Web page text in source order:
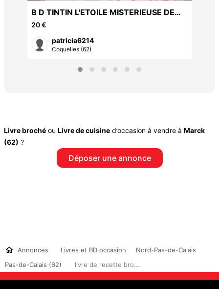
B D TINTIN L'ETOILE MISTERIEUSE DE
1960 D R
20 €
patricia6214
Coquelles (62)
Livre broché ou Livre de cuisine d’occasion à vendre à Marck
(62) ?
Déposer une annonce
Annonces Livres et BD occasion
Nord-Pas-de-Calais
Pas-de-Calais (62)
livre de recette bro...